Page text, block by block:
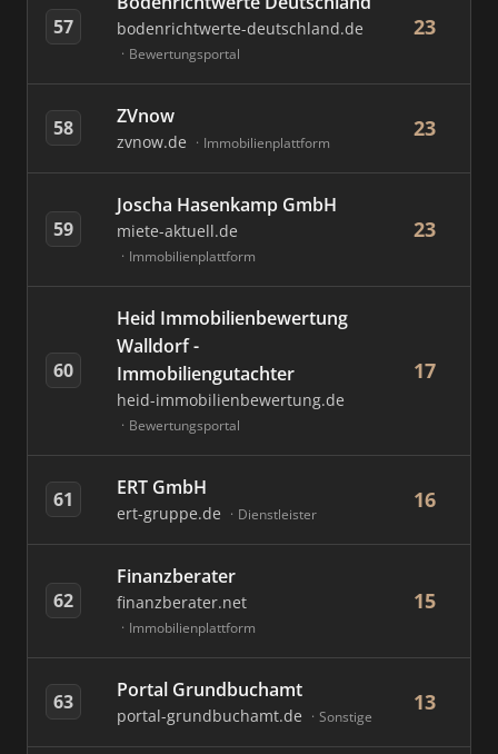
57 bodenrichtwerte-deutschland.de
Bewertungsportal
23
58 ZVnow
zvnow.de Immobilienplattform
23
59
Joscha Hasenkamp GmbH
miete-aktuell.de
Immobilienplattform
23
60
Heid Immobilienbewertung
Walldorf -
Immobiliengutachter
heid-immobilienbewertung.de
Bewertungsportal
17
61 ERT GmbH
ert-gruppe.de Dienstleister
16
62
Finanzberater
finanzberater.net
Immobilienplattform
15
63 Portal Grundbuchamt
portal-grundbuchamt.de Sonstige
13